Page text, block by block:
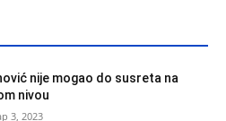
nije mogao do susreta na
nivou
3, 2023